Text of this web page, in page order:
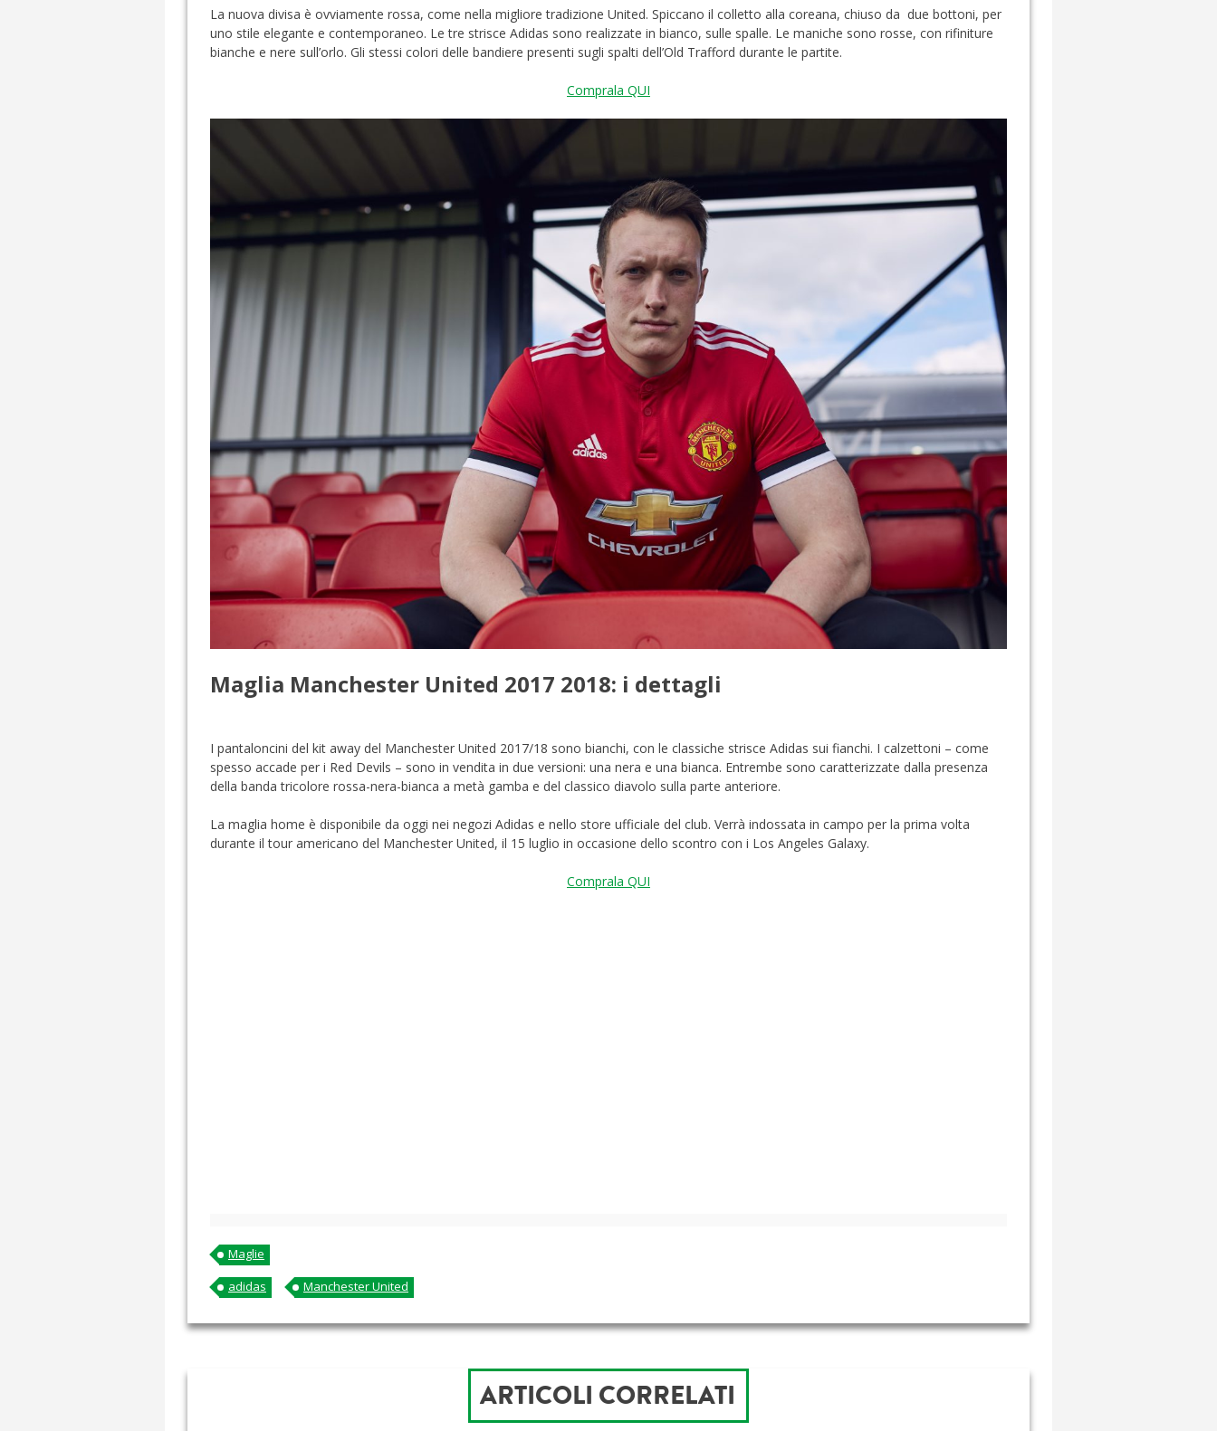
La nuova divisa è ovviamente rossa, come nella migliore tradizione United. Spiccano il colletto alla coreana, chiuso da due bottoni, per
uno stile elegante e contemporaneo. Le tre strisce Adidas sono realizzate in bianco, sulle spalle. Le maniche sono rosse, con rifiniture
bianche e nere sull’orlo. Gli stessi colori delle bandiere presenti sugli spalti dell’Old Trafford durante le partite.
Comprala QUI
Maglia Manchester United 2017 2018: i dettagli
I pantaloncini del kit away del Manchester United 2017/18 sono bianchi, con le classiche strisce Adidas sui fianchi. I calzettoni – come
spesso accade per i Red Devils – sono in vendita in due versioni: una nera e una bianca. Entrembe sono caratterizzate dalla presenza
della banda tricolore rossa-nera-bianca a metà gamba e del classico diavolo sulla parte anteriore.
La maglia home è disponibile da oggi nei negozi Adidas e nello store ufficiale del club. Verrà indossata in campo per la prima volta
durante il tour americano del Manchester United, il 15 luglio in occasione dello scontro con i Los Angeles Galaxy.
Comprala QUI
Maglie
adidas
Manchester United
ARTICOLI CORRELATI